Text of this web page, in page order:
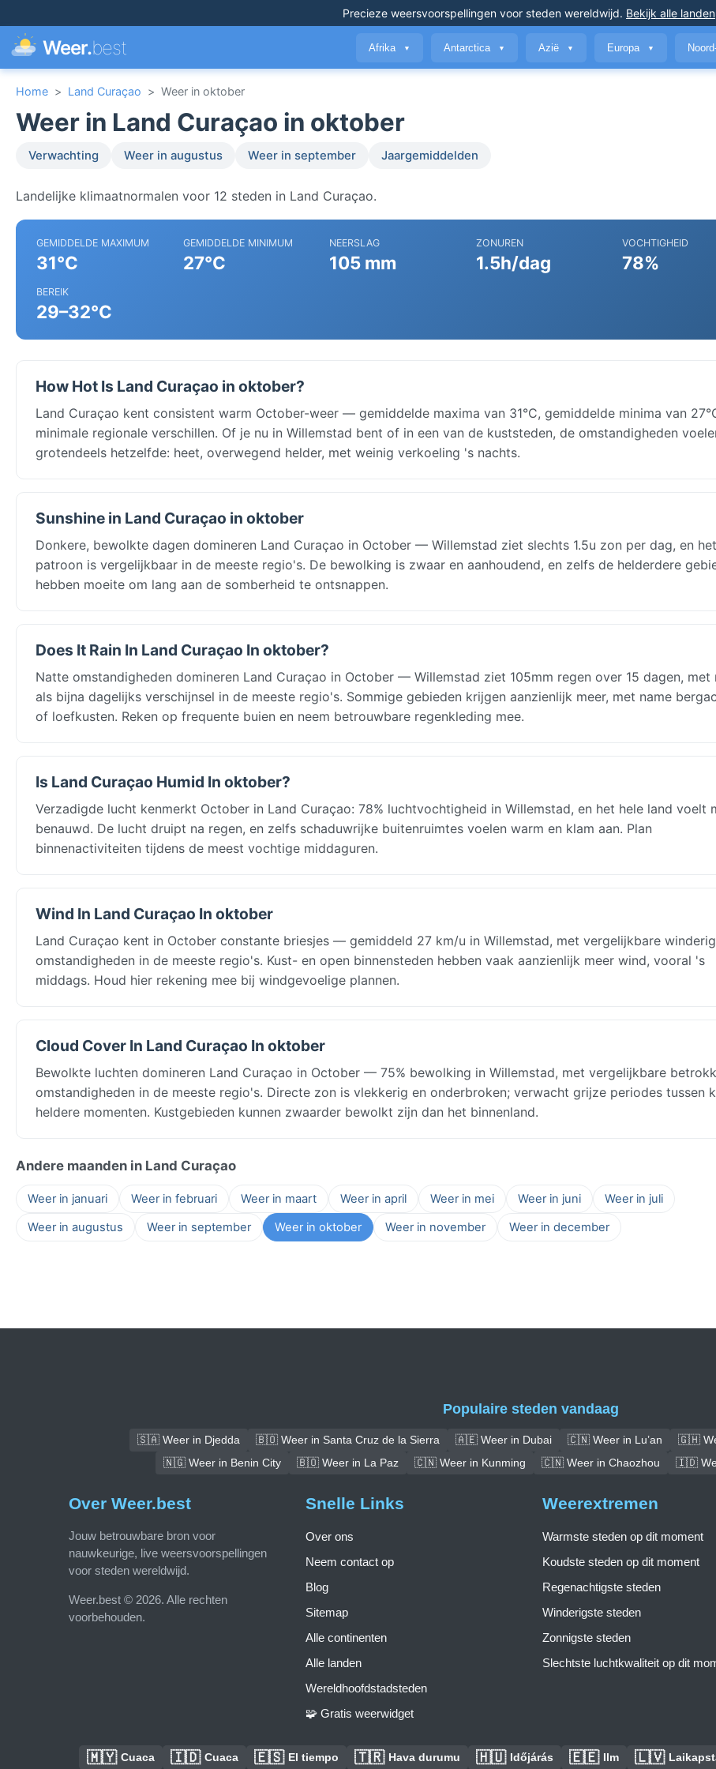
Precieze weersvoorspellingen voor steden wereldwijd. Bekijk alle landen
Weer.best Afrika ▼ Antarctica ▼ Azië ▼ Europa ▼
Home > Land Curaçao > Weer in oktober
Weer in Land Curaçao in oktober
Verwachting Weer in augustus Weer in september Jaargemiddelden
Landelijke klimaatnormalen voor 12 steden in Land Curaçao.
GEMIDDELDE MAXIMUM
31°C
GEMIDDELDE MINIMUM
27°C
NEERSLAG
105 mm
ZONUREN
1.5h/dag
VOCHTIGHEID
78%
BEREIK
29–32°C
How Hot Is Land Curaçao in oktober?
Land Curaçao kent consistent warm October-weer — gemiddelde maxima van 31°C, gemiddelde minima van
minimale regionale verschillen. Of je nu in Willemstad bent of in een van de kuststeden, de omstandigheden
grotendeels hetzelfde: heet, overwegend helder, met weinig verkoeling 's nachts.
Sunshine in Land Curaçao in oktober
Donkere, bewolkte dagen domineren Land Curaçao in October — Willemstad ziet slechts 1.5u zon per dag, en het
patroon is vergelijkbaar in de meeste regio's. De bewolking is zwaar en aanhoudend, en zelfs de helderdere
hebben moeite om lang aan de somberheid te ontsnappen.
Does It Rain In Land Curaçao In oktober?
Natte omstandigheden domineren Land Curaçao in October — Willemstad ziet 105mm regen over 15 dagen, met
als bijna dagelijks verschijnsel in de meeste regio's. Sommige gebieden krijgen aanzienlijk meer, met name
of loefkusten. Reken op frequente buien en neem betrouwbare regenkleding mee.
Is Land Curaçao Humid In oktober?
Verzadigde lucht kenmerkt October in Land Curaçao: 78% luchtvochtigheid in Willemstad, en het hele land voelt
benauwd. De lucht druipt na regen, en zelfs schaduwrijke buitenruimtes voelen warm en klam aan. Plan
binnenactiviteiten tijdens de meest vochtige middaguren.
Wind In Land Curaçao In oktober
Land Curaçao kent in October constante briesjes — gemiddeld 27 km/u in Willemstad, met vergelijkbare
omstandigheden in de meeste regio's. Kust- en open binnensteden hebben vaak aanzienlijk meer wind, vooral 's
middags. Houd hier rekening mee bij windgevoelige plannen.
Cloud Cover In Land Curaçao In oktober
Bewolkte luchten domineren Land Curaçao in October — 75% bewolking in Willemstad, met vergelijkbare
omstandigheden in de meeste regio's. Directe zon is vlekkerig en onderbroken; verwacht grijze periodes tussen
heldere momenten. Kustgebieden kunnen zwaarder bewolkt zijn dan het binnenland.
Andere maanden in Land Curaçao
Weer in januari Weer in februari Weer in maart Weer in april Weer in mei Weer in juni
Weer in juli
Weer in augustus
Weer in september Weer in oktober Weer in november Weer in december
Populaire steden vandaag
🇸🇦 Weer in Djedda 🇧🇴 Weer in Santa Cruz de la Sierra 🇦🇪 Weer in Dubai 🇨🇳 Weer in Lu’an 🇬🇭
🇳🇬 Weer in Benin City
🇧🇴 Weer in La Paz 🇨🇳 Weer in Kunming 🇨🇳 Weer in Chaozhou 🇮🇩
Over Weer.best
Jouw betrouwbare bron voor
nauwkeurige, live weersvoorspellingen
voor steden wereldwijd.
Weer.best © 2026. Alle rechten
voorbehouden.
Snelle Links
Over ons
Neem contact op
Blog
Sitemap
Alle continenten
Alle landen
Wereldhoofdstadsteden
🧩 Gratis weerwidget
Weerextremen
Warmste steden op dit moment
Koudste steden op dit moment
Regenachtigste steden
Winderigste steden
Zonnigste steden
Slechtste luchtkwaliteit op dit
🇲🇾 Cuaca 🇮🇩 Cuaca 🇪🇸 El tiempo 🇹🇷 Hava durumu 🇭🇺 Időjárás 🇪🇪 Ilm 🇱🇻